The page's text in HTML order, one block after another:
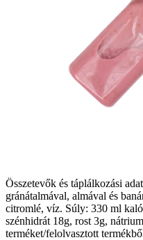
Összetevők és táplálkozási
gránátalmával, almával és
citromlé, víz. Súly: 330 ml
szénhidrát 18g, rost 3g,
terméket/felolvasztott